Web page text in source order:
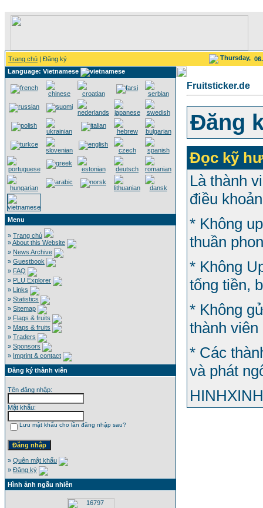
Trang chủ | Đăng ký Thursday,
Language: Vietnamese
Menu
» Trang chủ
»About this Website
» News Archive
» Guestbook
» FAQ
» PLU Explorer
» Links
» Statistics
» Sitemap
» Flags & fruits
» Maps & fruits
» Traders
» Sponsors
» Imprint & contact
Đăng ký thành viên
Tên đăng nhập:
Mật khẩu:
Lưu mật khẩu cho lần đăng nhập sau?
» Quên mật khẩu
» Đăng ký
Hình ảnh ngẫu nhiên
Fruitsticker.de
Đăng
Đọc kỹ
Là thành
điều
* Không
thuần
* Không
tống tiền,
* Không
thành viên
* Các
và phát